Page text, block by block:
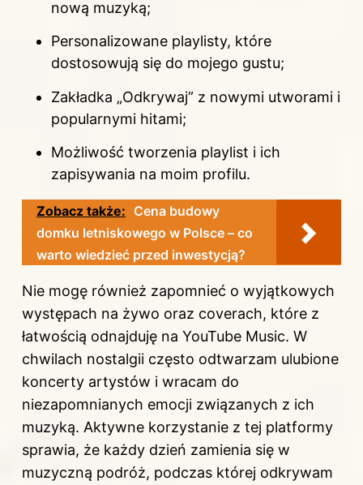
nową muzyką;
Personalizowane playlisty, które
dostosowują się do mojego gustu;
Zakładka „Odkrywaj” z nowymi utworami i
popularnymi hitami;
Możliwość tworzenia playlist i ich
zapisywania na moim profilu.
Zobacz także: Cena budowy
domku letniskowego w Polsce – co
warto wiedzieć przed inwestycją?
Nie mogę również zapomnieć o wyjątkowych
występach na żywo oraz coverach, które z
łatwością odnajduję na YouTube Music. W
chwilach nostalgii często odtwarzam ulubione
koncerty artystów i wracam do
niezapomnianych emocji związanych z ich
muzyką. Aktywne korzystanie z tej platformy
sprawia, że każdy dzień zamienia się w
muzyczną podróż, podczas której odkrywam